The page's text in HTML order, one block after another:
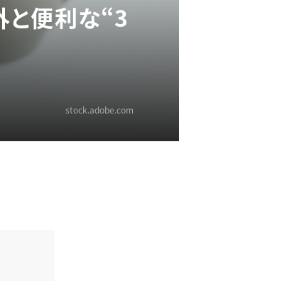
と便利な“3
stock.adobe.com